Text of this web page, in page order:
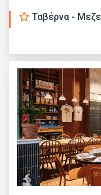
Ταβέρνα -